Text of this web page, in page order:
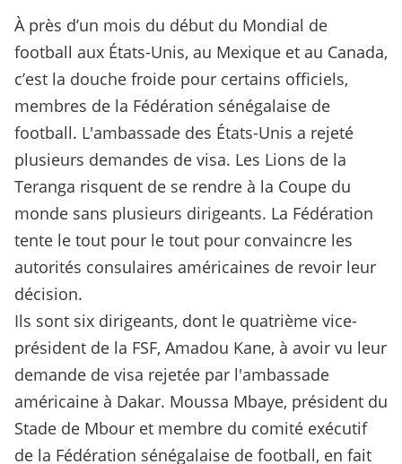
À près d’un mois du début du Mondial de
football aux États-Unis, au Mexique et au Canada,
c’est la douche froide pour certains officiels,
membres de la Fédération sénégalaise de
football. L'ambassade des États-Unis a rejeté
plusieurs demandes de visa. Les Lions de la
Teranga risquent de se rendre à la Coupe du
monde sans plusieurs dirigeants. La Fédération
tente le tout pour le tout pour convaincre les
autorités consulaires américaines de revoir leur
décision.
Ils sont six dirigeants, dont le quatrième vice-
président de la FSF, Amadou Kane, à avoir vu leur
demande de visa rejetée par l'ambassade
américaine à Dakar. Moussa Mbaye, président du
Stade de Mbour et membre du comité exécutif
de la Fédération sénégalaise de football, en fait